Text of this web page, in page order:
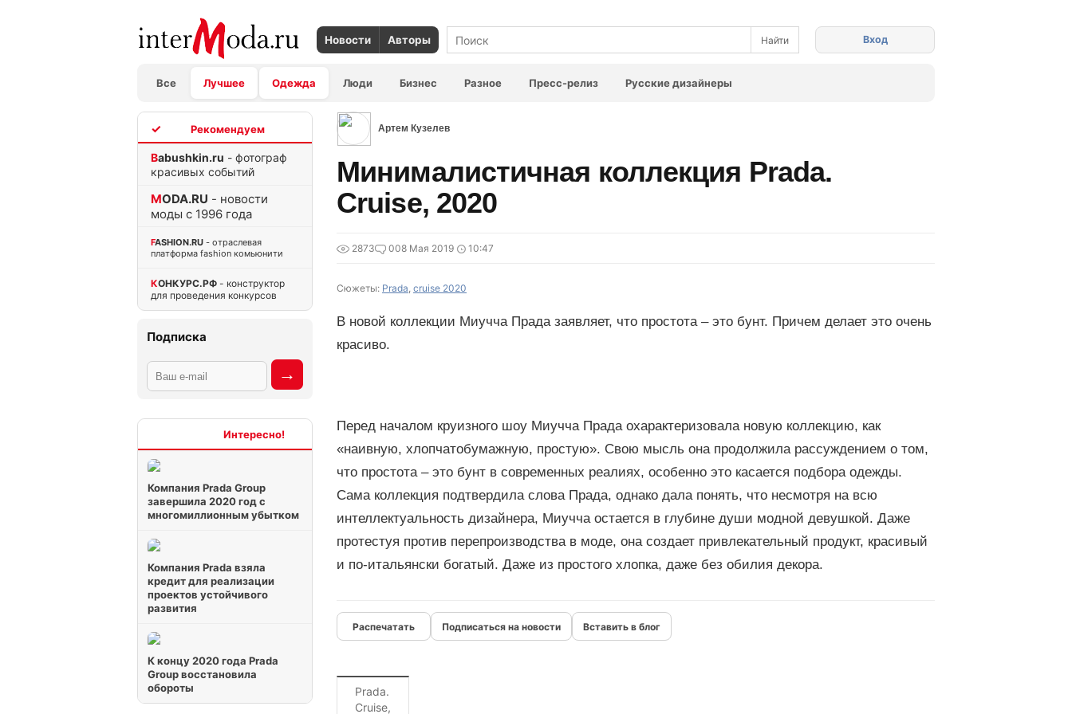
Новости Авторы
Все Лучшее Одежда Люди Бизнес Разное Пресс-релиз Русские дизайнеры
Вход
Babushkin.ru - фотограф
красивых событий
MODA.RU - новости
моды с 1996 года
FASHION.RU - отраслевая
платформа fashion комьюнити
КОНКУРС.РФ - конструктор
для проведения конкурсов
Подписка
Компания Prada Group
завершила 2020 год с
многомиллионным убытком
Компания Prada взяла
кредит для реализации
проектов устойчивого
развития
К концу 2020 года Prada
Group восстановила
обороты
Артем Кузелев
Минималистичная коллекция Prada.
Cruise, 2020
2873 008 Мая 2019 10:47
Сюжеты: Prada, cruise 2020
В новой коллекции Миучча Прада заявляет, что простота – это бунт. Причем делает это очень
красиво.
Перед началом круизного шоу Миучча Прада охарактеризовала новую коллекцию, как
«наивную, хлопчатобумажную, простую». Свою мысль она продолжила рассуждением о том,
что простота – это бунт в современных реалиях, особенно это касается подбора одежды.
Сама коллекция подтвердила слова Прада, однако дала понять, что несмотря на всю
интеллектуальность дизайнера, Миучча остается в глубине души модной девушкой. Даже
протестуя против перепроизводства в моде, она создает привлекательный продукт, красивый
и по-итальянски богатый. Даже из простого хлопка, даже без обилия декора.
Подписаться на новости Вставить в блог
Prada.
Cruise,